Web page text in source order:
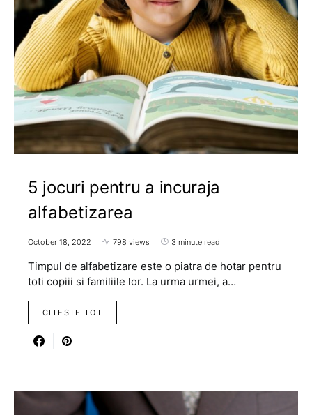
5 jocuri pentru a incuraja
alfabetizarea
October 18, 2022 798 views 3 minute read
Timpul de alfabetizare este o piatra de hotar pentru
toti copiii si familiile lor. La urma urmei, a…
CITESTE TOT